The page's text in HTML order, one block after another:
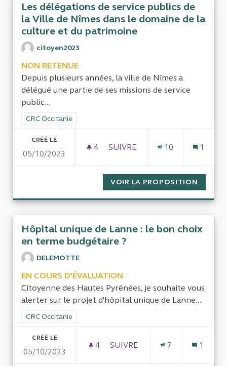
Les délégations de service publics de
la Ville de Nîmes dans le domaine de la
culture et du patrimoine
citoyen2023
NON RETENUE
Depuis plusieurs années, la ville de Nîmes a
délégué une partie de ses missions de service
public...
Filtrer les résultats de la catégorie : CRC Occitanie
CRC Occitanie
CRÉÉ LE
05/10/2023
4 4 ABONNÉS
SUIVRE
10 1
VOIR LA PROPOSITION
Hôpital unique de Lanne : le bon choix
en terme budgétaire ?
DELEMOTTE
EN COURS D'ÉVALUATION
Citoyenne des Hautes Pyrénées, je souhaite vous
alerter sur le projet d'hôpital unique de Lanne...
Filtrer les résultats de la catégorie : CRC Occitanie
CRC Occitanie
CRÉÉ LE
05/10/2023
4 4 ABONNÉS
SUIVRE
7 1